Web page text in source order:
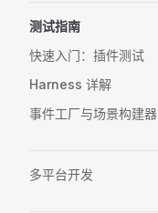
测试指南
快速入门：插件测试
Harness 详解
事件工厂与场景构建器
多平台开发